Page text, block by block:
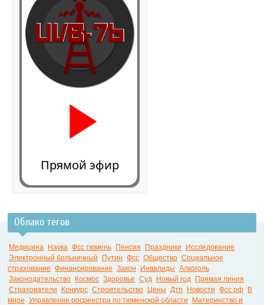
Прямой эфир
Облако тегов
Медицина Наука Фсс тюмень Пенсия Праздники
Исследование
Электронный больничный
Путин Фсс Общество Социальное
страхование Финансирование Закон Инвалиды Алкоголь
Законодательство
Космос Здоровье Суд Новый год
Прямая линия
Страхователи
Конкурс Строительство Цены Дтп Новости Фсс рф
В
мире Управление росреестра по тюменской области
Материнство и